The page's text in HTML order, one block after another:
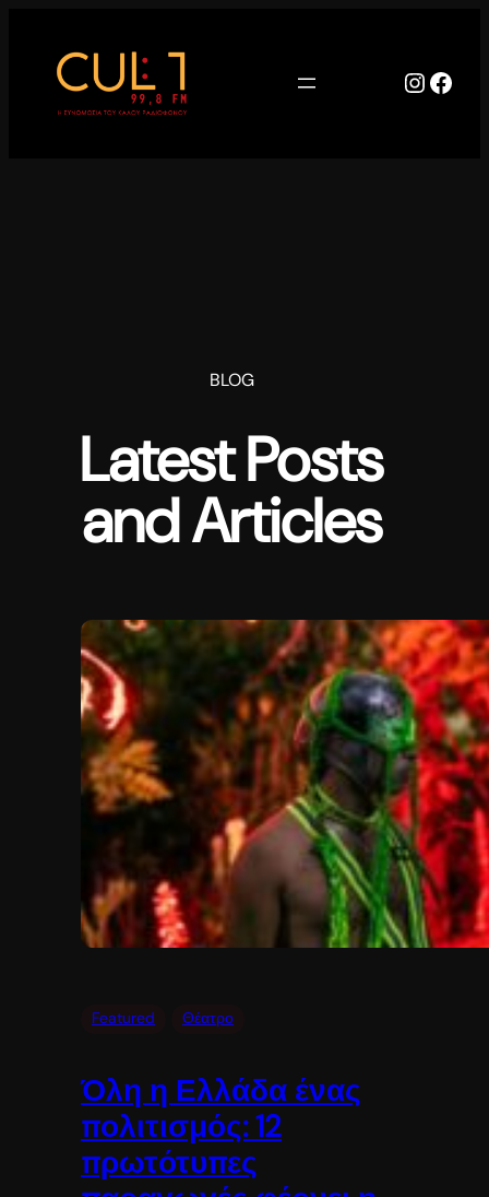
περιεχόμενο
BLOG
Latest Posts
and Articles
Featured Θέατρο
Όλη η Ελλάδα ένας
πολιτισμός: 12
πρωτότυπες